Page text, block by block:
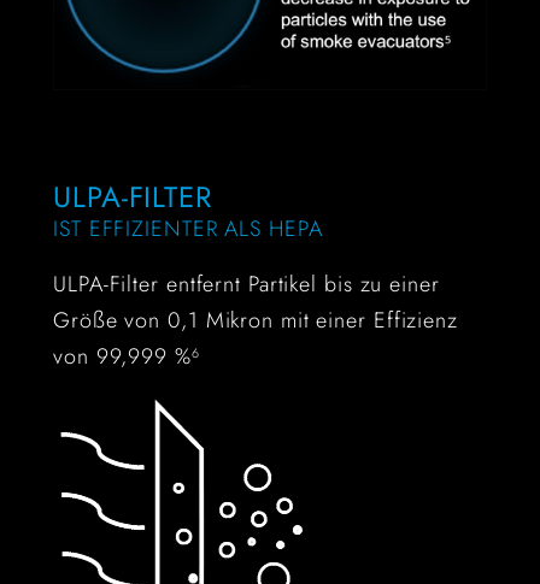
ULPA-FILTER
IST EFFIZIENTER ALS HEPA
ULPA-Filter entfernt Partikel bis zu einer
Größe von 0,1 Mikron mit einer Effizienz
von 99,999 %6